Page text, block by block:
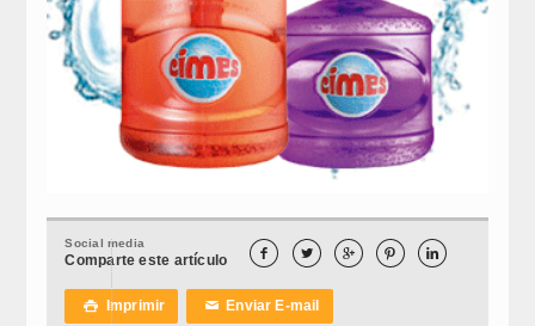
Social media
Comparte este artículo     
 Imprimir ✉Enviar E-mail